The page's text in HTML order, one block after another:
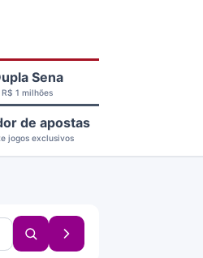
Sena
R$ 1 milhões
de apostas
jogos exclusivos
Buscar
concurso
Próximo